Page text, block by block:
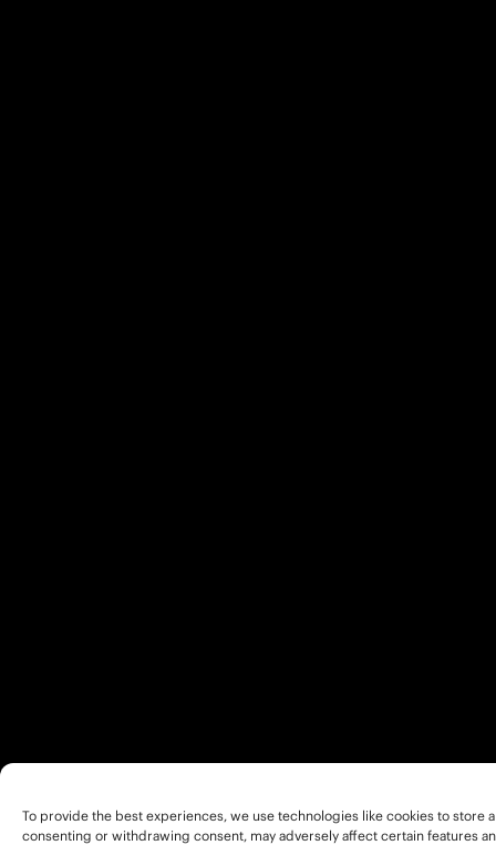
To provide the best experiences, we use technologies like cookies to
consenting or withdrawing consent, may adversely affect certain features